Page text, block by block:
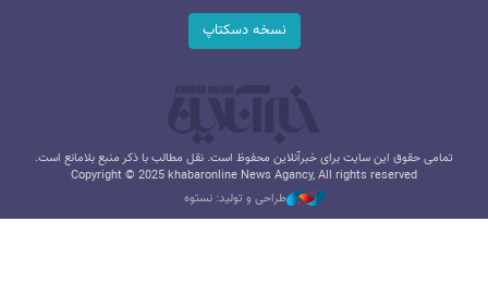
نسخه دسکتاپ
تمامی حقوق این سایت برای خبرآنلاین محفوظ است. نقل مطالب با ذکر منبع بلامانع است.
Copyright © 2025 khabaronline News Agancy, All rights reserved
طراحی و تولید: نستوه